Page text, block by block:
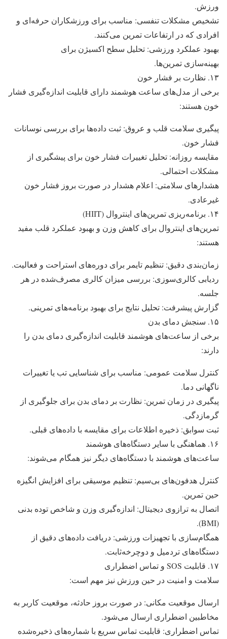
ورزش.
تشخیص مشکلات تنفسی: مناسب برای ورزشکاران حرفه‌ای و
افرادی که در ارتفاعات تمرین می‌کنند.
بهبود عملکرد ورزشی: تحلیل سطح اکسیژن برای
بهینه‌سازی تمرین‌ها.
۱۳. نظارت بر فشار خون
برخی از مدل‌های ساعت هوشمند دارای قابلیت اندازه‌گیری فشار
خون هستند:
پیگیری سلامت قلب و عروق: ثبت داده‌ها برای بررسی نوسانات
فشار خون.
مقایسه روزانه: تحلیل تغییرات فشار خون برای پیشگیری از
مشکلات احتمالی.
هشدارهای سلامتی: اعلام هشدار در صورت بروز فشار خون
غیرعادی.
۱۴. برنامه‌ریزی تمرین‌های اینتروال (HIIT)
تمرین‌های اینتروال برای کاهش وزن و بهبود عملکرد قلب مفید
هستند:
زمان‌بندی دقیق: تنظیم تایمر برای دوره‌های استراحت و فعالیت.
ردیابی کالری‌سوزی: بررسی میزان کالری مصرف‌شده در هر
جلسه.
گزارش پیشرفت: تحلیل نتایج برای بهبود برنامه‌های تمرینی.
۱۵. سنجش دمای بدن
برخی از ساعت‌های هوشمند قابلیت اندازه‌گیری دمای بدن را
دارند:
کنترل سلامت عمومی: مناسب برای شناسایی تب یا تغییرات
ناگهانی دما.
پیگیری در زمان تمرین: نظارت بر دمای بدن برای جلوگیری از
گرمازدگی.
ثبت سوابق: ذخیره اطلاعات برای مقایسه با داده‌های قبلی.
۱۶. هماهنگی با سایر دستگاه‌های هوشمند
ساعت‌های هوشمند با دستگاه‌های دیگر نیز همگام می‌شوند:
کنترل هدفون‌های بی‌سیم: تنظیم موسیقی برای افزایش انگیزه
حین تمرین.
اتصال به ترازوی دیجیتال: اندازه‌گیری وزن و شاخص توده بدنی
(BMI).
همگام‌سازی با تجهیزات ورزشی: دریافت داده‌های دقیق از
دستگاه‌های تردمیل و دوچرخه‌ثابت.
۱۷. قابلیت SOS و تماس اضطراری
سلامت و امنیت در حین ورزش نیز مهم است:
ارسال موقعیت مکانی: در صورت بروز حادثه، موقعیت کاربر به
مخاطبین اضطراری ارسال می‌شود.
تماس اضطراری: قابلیت تماس سریع با شماره‌های ذخیره‌شده